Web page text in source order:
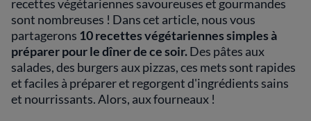
recettes végétariennes savoureuses et gourmandes
sont nombreuses ! Dans cet article, nous vous
partagerons 10 recettes végétariennes simples à
préparer pour le dîner de ce soir.Des pâtes aux
salades, des burgers aux pizzas, ces mets sont rapides
et faciles à préparer et regorgent d'ingrédients sains
et nourrissants. Alors, aux fourneaux !